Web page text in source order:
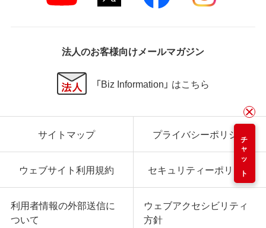
チャット
法人のお客様向けメールマガジン
「Biz Information」 はこちら
サイトマップ プライバシーポリシー
ウェブサイト利用規約 セキュリティーポリシー
利用者情報の外部送信に
ついて
ウェブアクセシビリティ
方針